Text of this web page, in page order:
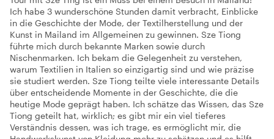
Ich habe 3 wunderschöne Stunden damit verbracht, Einblicke
in die Geschichte der Mode, der Textilherstellung und der
Kunst in Mailand im Allgemeinen zu gewinnen. Sze Tiong
führte mich durch bekannte Marken sowie durch
Nischenmarken. Ich bekam die Gelegenheit zu verstehen,
warum Textilien in Italien so einzigartig sind und wie präzise
sie studiert werden. Sze Tiong teilte viele interessante Details
über entscheidende Momente in der Geschichte, die die
heutige Mode geprägt haben. Ich schätze das Wissen, das Sze
Tiong geteilt hat, wirklich; es gibt mir ein viel tieferes
Verständnis dessen, was ich trage, es ermöglicht mir, die